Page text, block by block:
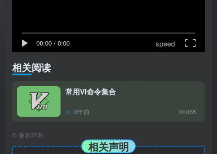
00:00 / 0:00 speed
相关阅读
常用VI命令集合
3年前 855
© 版权声明
相关声明